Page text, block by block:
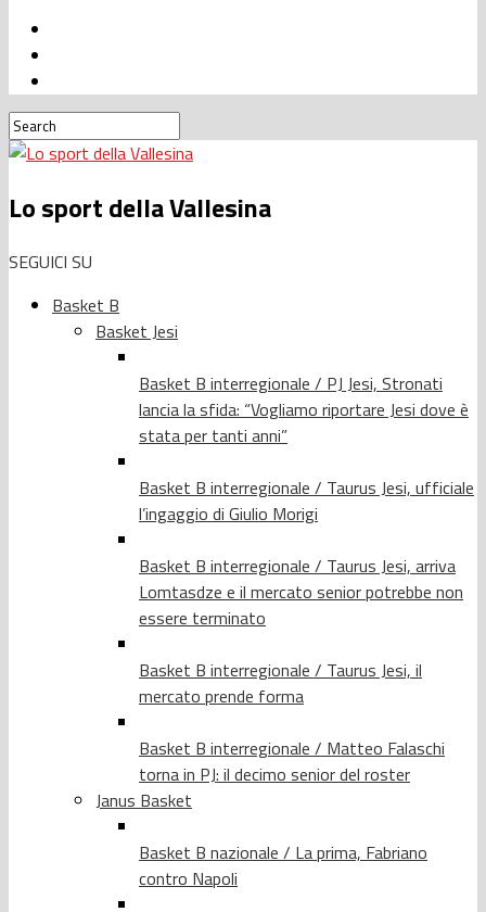
Lo sport della Vallesina
SEGUICI SU
Basket B
Basket Jesi
Basket B interregionale / PJ Jesi, Stronati
lancia la sfida: “Vogliamo riportare Jesi dove è
stata per tanti anni”
Basket B interregionale / Taurus Jesi, ufficiale
l’ingaggio di Giulio Morigi
Basket B interregionale / Taurus Jesi, arriva
Lomtasdze e il mercato senior potrebbe non
essere terminato
Basket B interregionale / Taurus Jesi, il
mercato prende forma
Basket B interregionale / Matteo Falaschi
torna in PJ: il decimo senior del roster
Janus Basket
Basket B nazionale / La prima, Fabriano
contro Napoli